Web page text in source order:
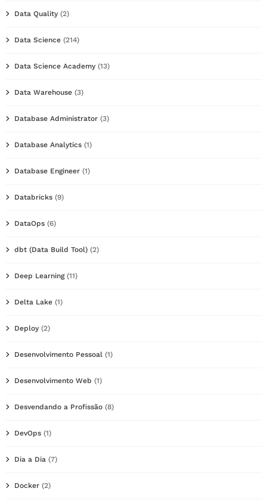
Data Quality (2)
Data Science (214)
Data Science Academy (13)
Data Warehouse (3)
Database Administrator (3)
Database Analytics (1)
Database Engineer (1)
Databricks (9)
DataOps (6)
dbt (Data Build Tool) (2)
Deep Learning(11)
Delta Lake (1)
Deploy (2)
Desenvolvimento Pessoal (1)
Desenvolvimento Web (1)
Desvendando a Profissão (8)
DevOps (1)
Dia a Dia (7)
Docker (2)